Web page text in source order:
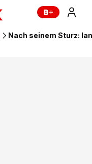
Nach seinem Sturz: